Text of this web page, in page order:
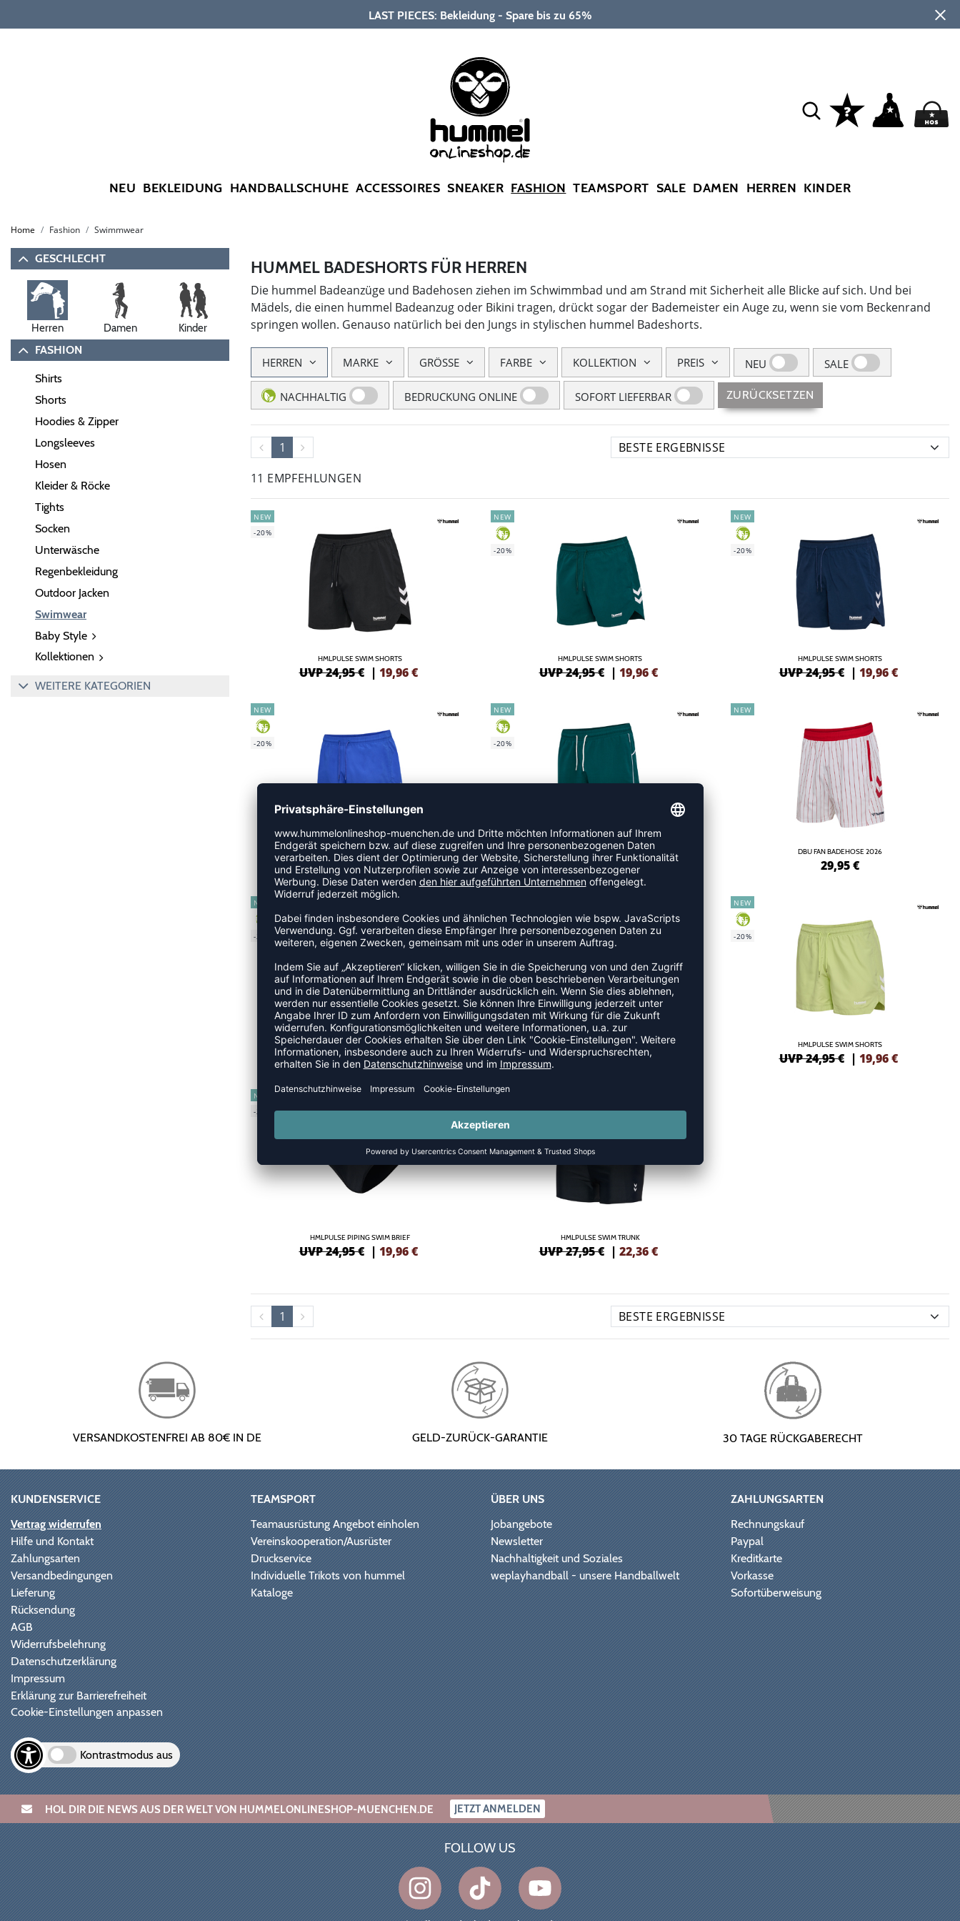
LAST PIECES: Bekleidung - Spare bis zu 65%
NEU BEKLEIDUNG HANDBALLSCHUHE ACCESSOIRES SNEAKER FASHION TEAMSPORT SALE DAMEN HERREN KINDER
Home Fashion Swimmwear
GESCHLECHT
Herren Damen Kinder
FASHION
Shirts
Shorts
Hoodies & Zipper
Longsleeves
Hosen
Kleider & Röcke
Tights
Socken
Unterwäsche
Regenbekleidung
Outdoor Jacken
Swimwear
Baby Style
Kollektionen
WEITERE KATEGORIEN
HUMMEL BADESHORTS FÜR HERREN
Die hummel Badeanzüge und Badehosen ziehen im Schwimmbad und am Strand mit Sicherheit alle Blicke auf sich. Und bei
Mädels, die einen hummel Badeanzug oder Bikini tragen, drückt sogar der Bademeister ein Auge zu, wenn sie vom Beckenrand
springen wollen. Genauso natürlich bei den Jungs in stylischen hummel Badeshorts.
HERREN MARKE GRÖSSE FARBE KOLLEKTION PREIS NEU SALE
NACHHALTIG BEDRUCKUNG ONLINE SOFORT LIEFERBAR ZURÜCKSETZEN
1
11 EMPFEHLUNGEN
NEW
-20%
HMLPULSE SWIM SHORTS
UVP 24,95 € | 19,96 €
NEW
GREEN
-20%
HMLPULSE SWIM SHORTS
UVP 24,95 € | 19,96 €
NEW
GREEN
-20%
HMLPULSE SWIM SHORTS
UVP 24,95 € | 19,96 €
NEW
GREEN
-20%
HMLPULSE SWIM SHORTS
UVP 24,95 € |19,96€
NEW
GREEN
-20%
HMLPULSE BOARD SHORTS
UVP 29,95 € |23,96€
NEW
DBU FAN BADEHOSE 2026
29,95€
NEW
GREEN
-20%
HMLPULSE BOARD SHORTS
UVP 29,95 € |23,96 €
GREEN
-20%
HMLPULSE SWIM SHORTS
UVP 24,95 € |19,96€
NEW
GREEN
-20%
HMLPULSE SWIM SHORTS
UVP 24,95 € | 19,96 €
NEW
-20%
HMLPULSE PIPING SWIM BRIEF
UVP 24,95 € | 19,96 €
NEW
GREEN
-20%
HMLPULSE SWIM TRUNK
UVP 27,95 € | 22,36 €
1
VERSANDKOSTENFREI AB 80€ IN DE GELD-ZURÜCK-GARANTIE 30 TAGE RÜCKGABERECHT
KUNDENSERVICE
Vertrag widerrufen
Hilfe und Kontakt
Zahlungsarten
Versandbedingungen
Lieferung
Rücksendung
AGB
Widerrufsbelehrung
Datenschutzerklärung
Impressum
Erklärung zur Barrierefreiheit
Cookie-Einstellungen anpassen
Kontrastmodus aus
TEAMSPORT
Teamausrüstung Angebot einholen
Vereinskooperation/Ausrüster
Druckservice
Individuelle Trikots von hummel
Kataloge
ÜBER UNS
Jobangebote
Newsletter
Nachhaltigkeit und Soziales
weplayhandball - unsere Handballwelt
ZAHLUNGSARTEN
Rechnungskauf
Paypal
Kreditkarte
Vorkasse
Sofortüberweisung
HOL DIR DIE NEWS AUS DER WELT VON HUMMELONLINESHOP-MUENCHEN.DE JETZT ANMELDEN
FOLLOW US